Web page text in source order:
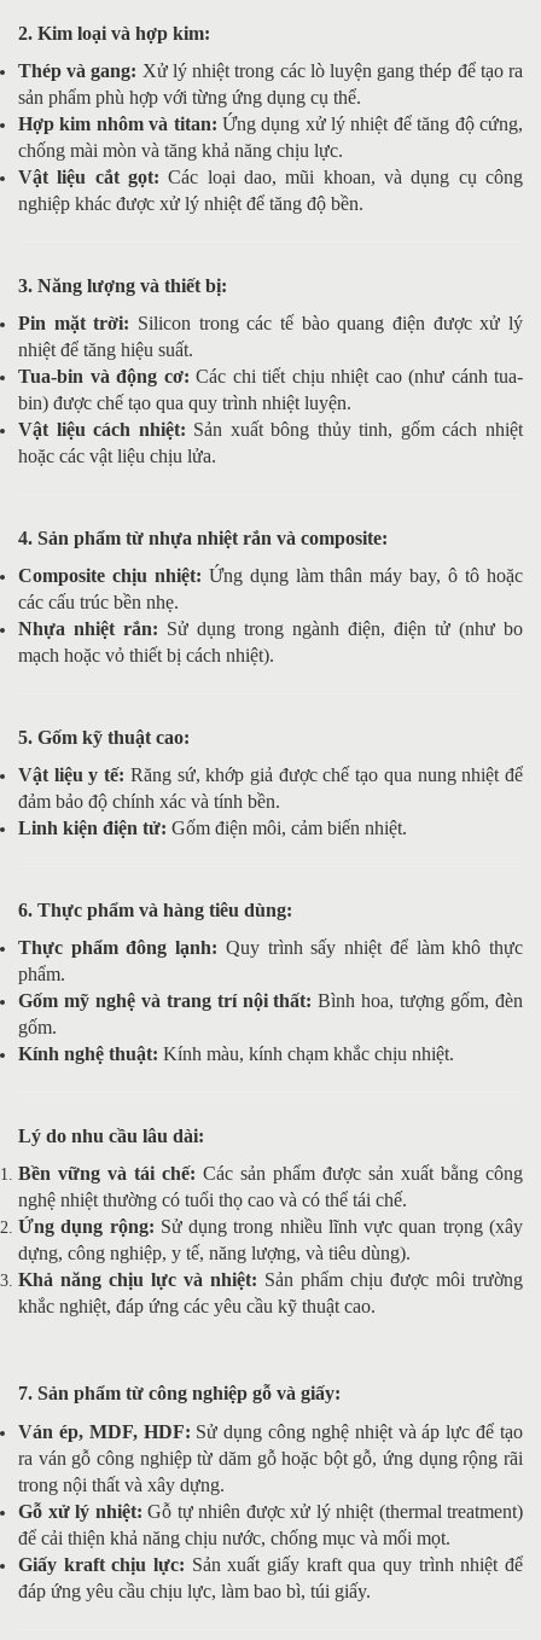
2. Kim loại và hợp kim:
Thép và gang: Xử lý nhiệt trong các lò luyện gang thép để tạo ra
sản phẩm phù hợp với từng ứng dụng cụ thể.
Hợp kim nhôm và titan: Ứng dụng xử lý nhiệt để tăng độ cứng,
chống mài mòn và tăng khả năng chịu lực.
Vật liệu cắt gọt: Các loại dao, mũi khoan, và dụng cụ công
nghiệp khác được xử lý nhiệt để tăng độ bền.
3. Năng lượng và thiết bị:
Pin mặt trời: Silicon trong các tế bào quang điện được xử lý
nhiệt để tăng hiệu suất.
Tua-bin và động cơ: Các chi tiết chịu nhiệt cao (như cánh tua-
bin) được chế tạo qua quy trình nhiệt luyện.
Vật liệu cách nhiệt: Sản xuất bông thủy tinh, gốm cách nhiệt
hoặc các vật liệu chịu lửa.
4. Sản phẩm từ nhựa nhiệt rắn và composite:
Composite chịu nhiệt: Ứng dụng làm thân máy bay, ô tô hoặc
các cấu trúc bền nhẹ.
Nhựa nhiệt rắn: Sử dụng trong ngành điện, điện tử (như bo
mạch hoặc vỏ thiết bị cách nhiệt).
5. Gốm kỹ thuật cao:
Vật liệu y tế: Răng sứ, khớp giả được chế tạo qua nung nhiệt để
đảm bảo độ chính xác và tính bền.
Linh kiện điện tử: Gốm điện môi, cảm biến nhiệt.
6. Thực phẩm và hàng tiêu dùng:
Thực phẩm đông lạnh: Quy trình sấy nhiệt để làm khô thực
phẩm.
Gốm mỹ nghệ và trang trí nội thất: Bình hoa, tượng gốm, đèn
gốm.
Kính nghệ thuật: Kính màu, kính chạm khắc chịu nhiệt.
Lý do nhu cầu lâu dài:
Bền vững và tái chế: Các sản phẩm được sản xuất bằng công
nghệ nhiệt thường có tuổi thọ cao và có thể tái chế.
Ứng dụng rộng: Sử dụng trong nhiều lĩnh vực quan trọng (xây
dựng, công nghiệp, y tế, năng lượng, và tiêu dùng).
Khả năng chịu lực và nhiệt: Sản phẩm chịu được môi trường
khắc nghiệt, đáp ứng các yêu cầu kỹ thuật cao.
7. Sản phẩm từ công nghiệp gỗ và giấy:
Ván ép, MDF, HDF: Sử dụng công nghệ nhiệt và áp lực để tạo
ra ván gỗ công nghiệp từ dăm gỗ hoặc bột gỗ, ứng dụng rộng rãi
trong nội thất và xây dựng.
Gỗ xử lý nhiệt: Gỗ tự nhiên được xử lý nhiệt (thermal treatment)
để cải thiện khả năng chịu nước, chống mục và mối mọt.
Giấy kraft chịu lực: Sản xuất giấy kraft qua quy trình nhiệt để
đáp ứng yêu cầu chịu lực, làm bao bì, túi giấy.